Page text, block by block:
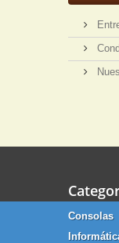
Consolas